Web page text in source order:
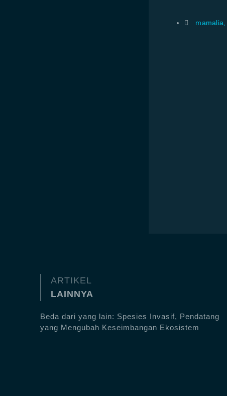
mamalia
ARTIKEL
LAINNYA
Beda dari yang lain: Spesies Invasif, Pendatang
yang Mengubah Keseimbangan Ekosistem